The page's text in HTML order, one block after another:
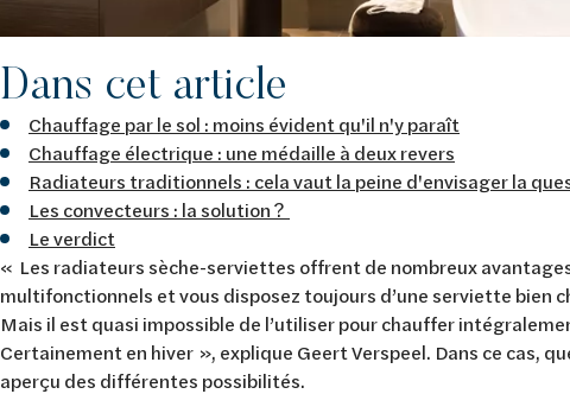
Dans cet article
Chauffage par le sol : moins évident qu'il n'y paraît
Chauffage électrique : une médaille à deux revers
Radiateurs traditionnels : cela vaut la peine d'envisager la
Les convecteurs : la solution ?
Le verdict
« Les radiateurs sèche-serviettes offrent de nombreux
multifonctionnels et vous disposez toujours d’une serviette bien
Mais il est quasi impossible de l’utiliser pour chauffer
Certainement en hiver », explique Geert Verspeel. Dans ce cas,
aperçu des différentes possibilités.